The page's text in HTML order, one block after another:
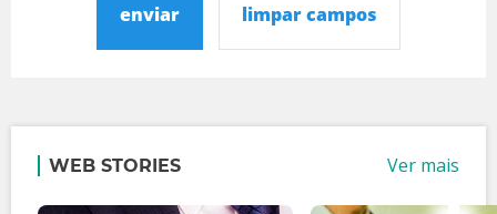
enviar limpar campos
WEB STORIES Ver mais